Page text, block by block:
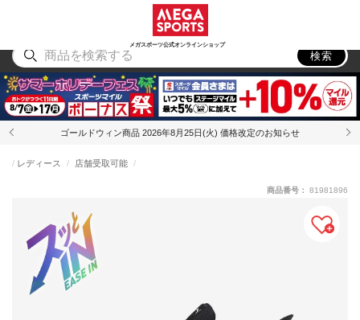
メガスポーツ公式オンラインショップ
アウトドア
検索
ゴールドウィン商品 2026年8月25日(火) 価格改定のお知らせ
レディース 店舗受取可能
商品番号： 81981896